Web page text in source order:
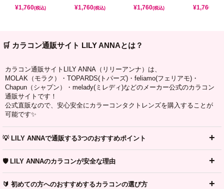
¥1,760(税込) ¥1,760(税込) ¥1,760(税込) ¥1,760
🛒 カラコン通販サイト LILY ANNAとは？
カラコン通販サイトLILY ANNA（リリーアンナ）は、
MOLAK（モラク）・TOPARDS(トパーズ)・feliamo(フェリアモ)・
Chapun（シャプン）・melady(ミレディ)などのメーカー公式のカラコン
通販サイトです！
公式直販なので、安心安全にカラーコンタクトレンズを購入することが
可能です✨
💡 LILY ANNAで通販する3つのおすすめポイント
🛡️ LILY ANNAのカラコンが安全な理由
🔰 初めての方へのおすすめするカラコンの選び方